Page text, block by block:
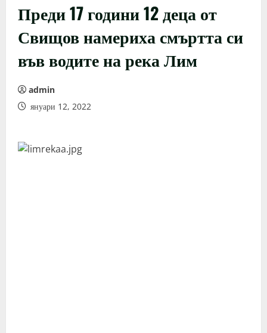
Преди 17 години 12 деца от
Свищов намериха смъртта си
във водите на река Лим
admin
януари 12, 2022